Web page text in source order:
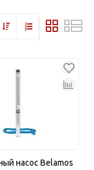
насос Belamos